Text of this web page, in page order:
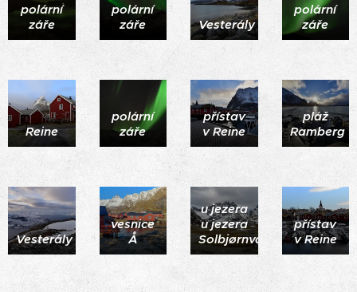
polární
záře
polární
záře
Vesterály
polární
záře
Reine
polární
záře
přístav
v Reine
pláž
Ramberg
Vesterály
vesnice
Å
u jezera
u jezera
Solbjørnvatnet
přístav
v Reine